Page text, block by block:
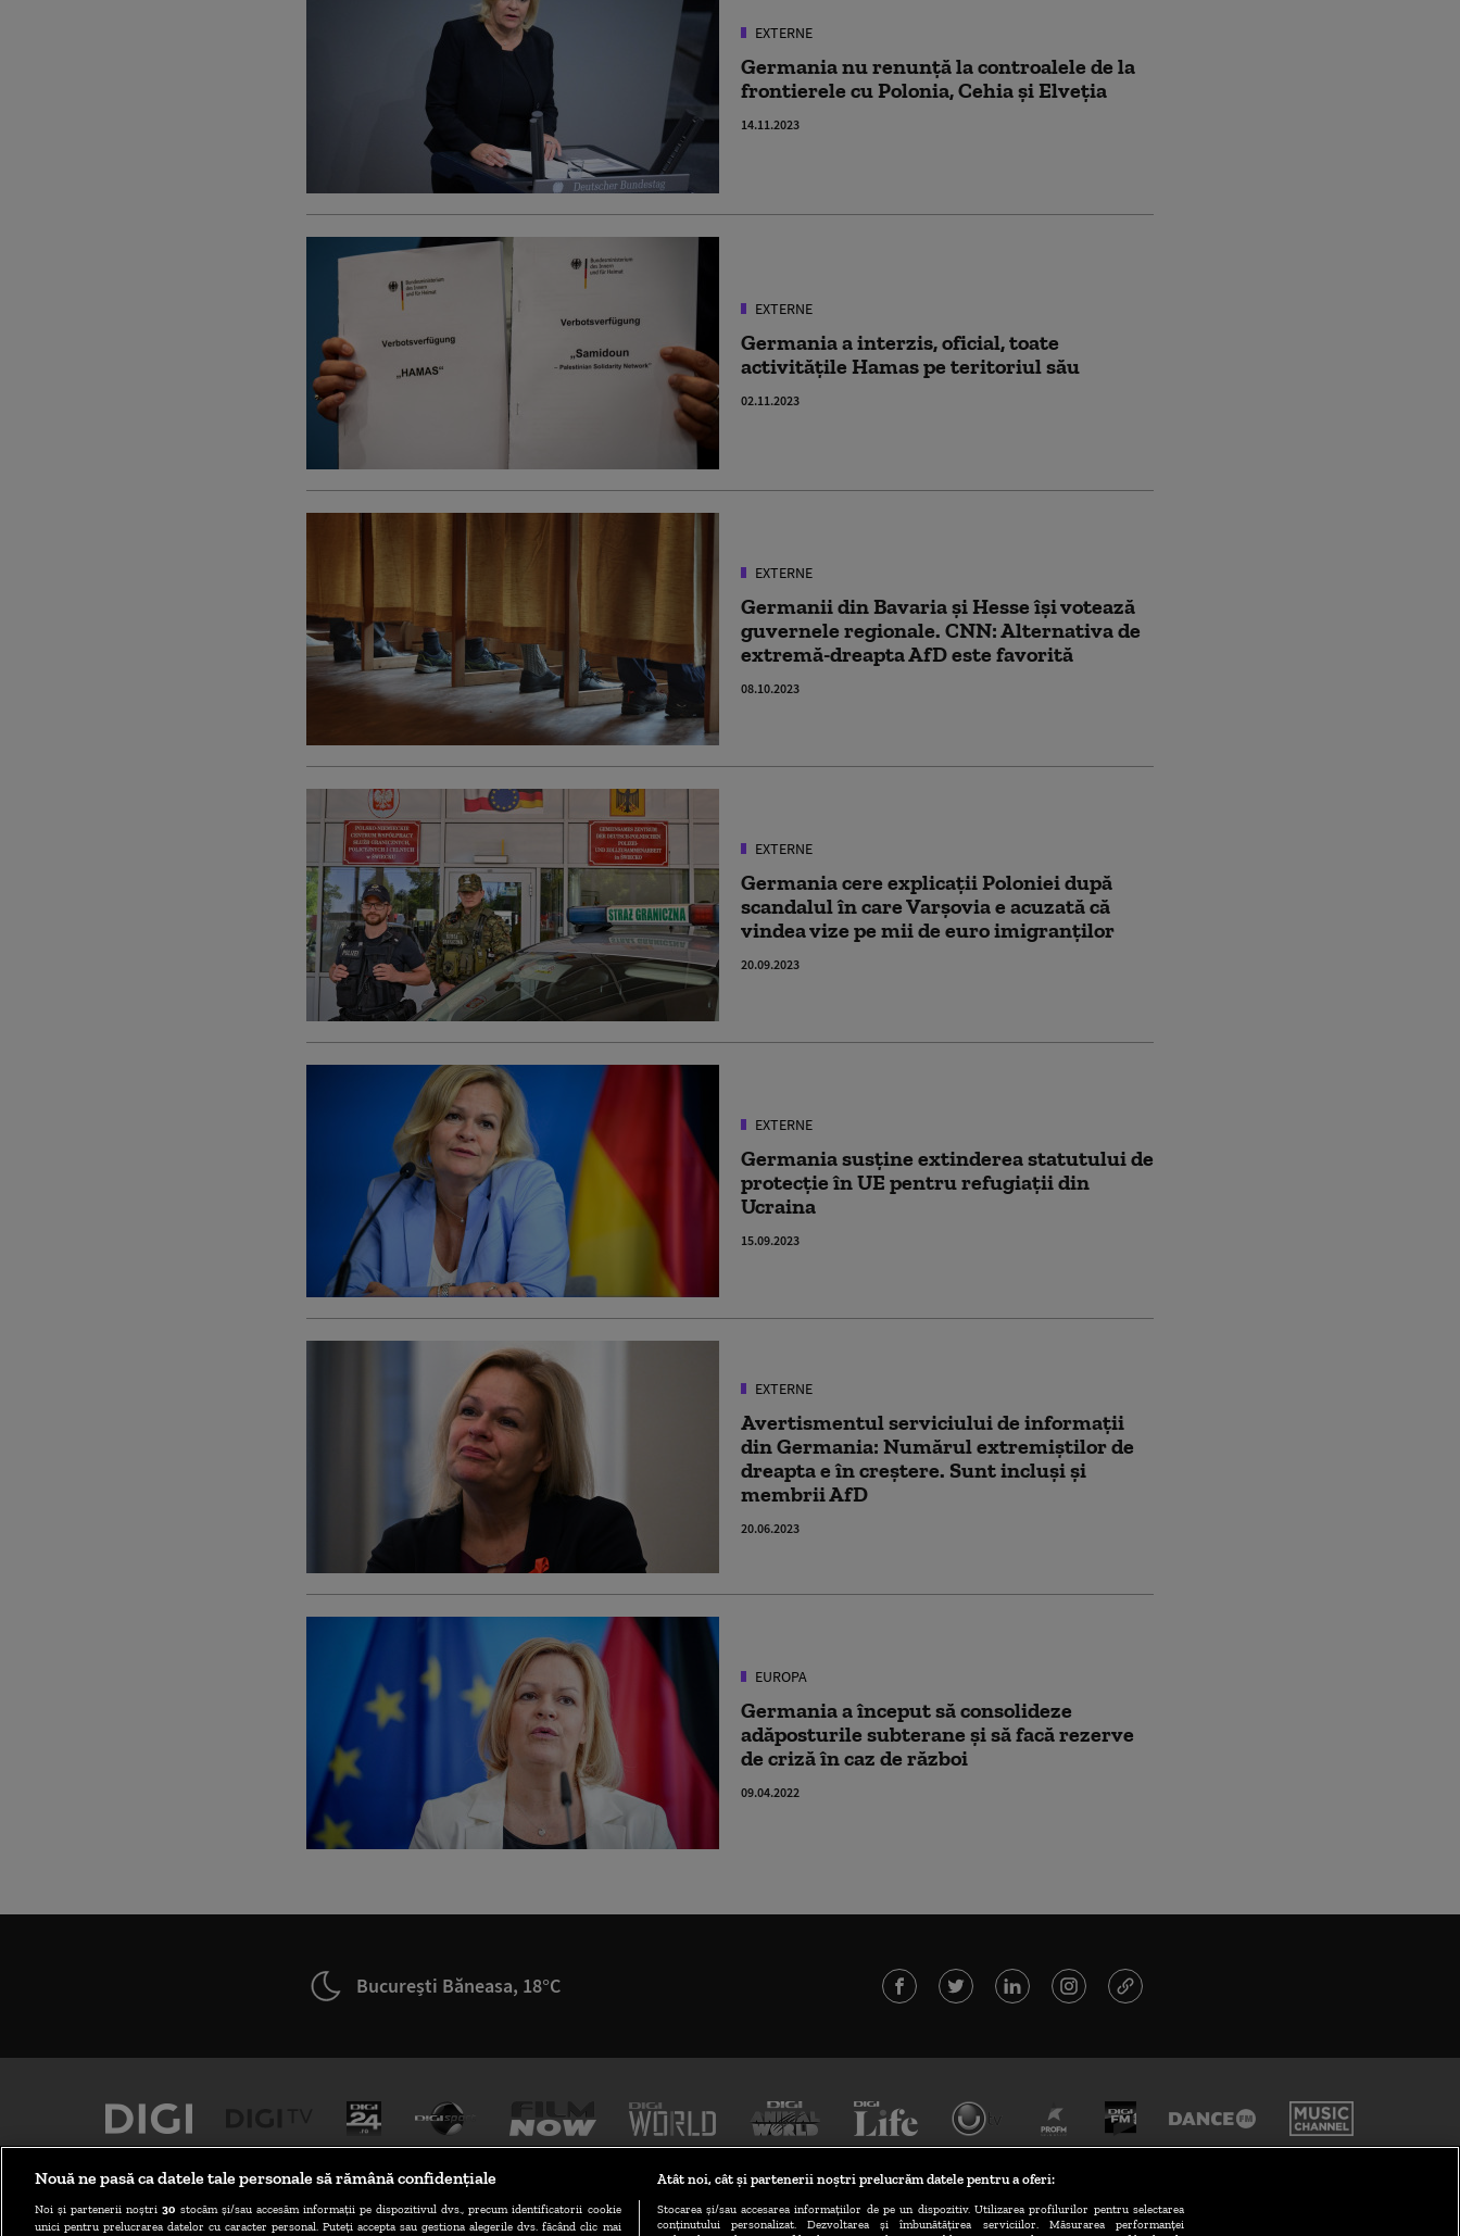
EXTERNE
Germania nu renunță la controalele de la
frontierele cu Polonia, Cehia și Elveția
14.11.2023
EXTERNE
Germania a interzis, oficial, toate
activitățile Hamas pe teritoriul său
02.11.2023
EXTERNE
Germanii din Bavaria și Hesse își votează
guvernele regionale. CNN: Alternativa de
extremă-dreapta AfD este favorită
08.10.2023
EXTERNE
Germania cere explicații Poloniei după
scandalul în care Varșovia e acuzată că
vindea vize pe mii de euro imigranților
20.09.2023
EXTERNE
Germania susține extinderea statutului de
protecție în UE pentru refugiații din
Ucraina
15.09.2023
EXTERNE
Avertismentul serviciului de informații
din Germania: Numărul extremiștilor de
dreapta e în creștere. Sunt incluși și
membrii AfD
20.06.2023
EUROPA
Germania a început să consolideze
adăposturile subterane şi să facă rezerve
de criză în caz de război
09.04.2022
București Băneasa, 18°C
Nouă ne pasă ca datele tale personale să rămână confidențiale
Noi și partenerii noștri30 stocăm și/sau accesăm informații pe dispozitivul dvs., precum identificatorii cookie
unici pentru prelucrarea datelor cu caracter personal. Puteți accepta sau gestiona alegerile dvs. făcând clic mai
Atât noi, cât și partenerii noștri prelucrăm datele pentru a oferi:
Stocarea și/sau accesarea informațiilor de pe un dispozitiv. Utilizarea profilurilor pentru selectarea
conținutului personalizat. Dezvoltarea și îmbunătățirea serviciilor. Măsurarea performanței